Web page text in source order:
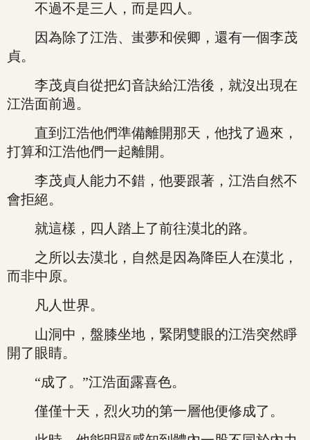
不過不是三人，而是四人。
因為除了江浩、蚩夢和侯卿，還有一個李茂
貞。
李茂貞自從把幻音訣給江浩後，就沒出現在
江浩面前過。
直到江浩他們準備離開那天，他找了過來，
打算和江浩他們一起離開。
李茂貞人能力不錯，他要跟著，江浩自然不
會拒絕。
就這樣，四人踏上了前往漠北的路。
之所以去漠北，自然是因為降臣人在漠北，
而非中原。
凡人世界。
山洞中，盤膝坐地，緊閉雙眼的江浩突然睜
開了眼睛。
“成了。”江浩面露喜色。
僅僅十天，烈火功的第一層他便修成了。